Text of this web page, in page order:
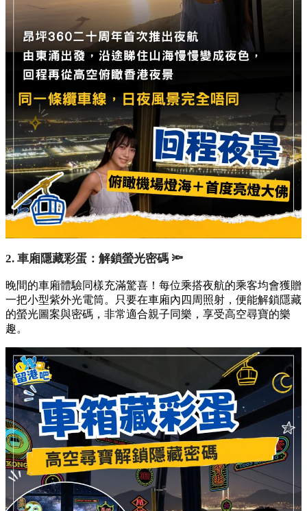
2. 車廂隱藏彩蛋：解鎖螢光密碼 🔦
晚間的車廂體驗同樣充滿驚喜！每位乘搭夜航的乘客均會獲贈
一把小型紫外光電筒。只要在車廂內四周照射，便能解鎖隱藏
的螢光圖案與密碼，非常適合親子同樂，享受高空尋寶的樂
趣。